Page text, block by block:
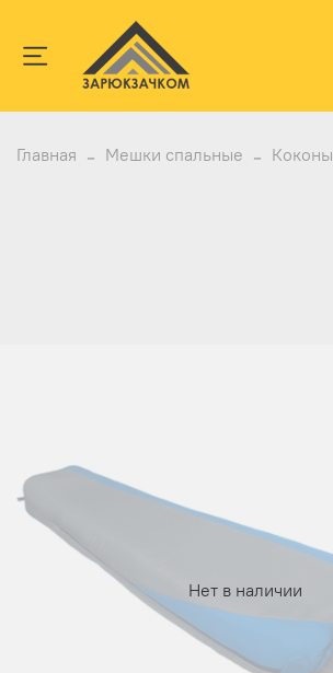
Главная Мешки спальные Коконы
Нет в наличии